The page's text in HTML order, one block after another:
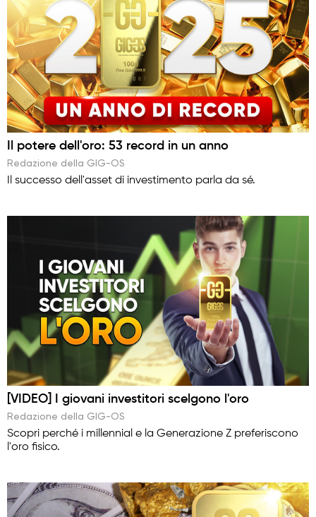
Il potere dell'oro: 53 record in un anno
Redazione della GIG-OS
Il successo dell'asset di investimento parla da sé.
[VIDEO] I giovani investitori scelgono l'oro
Redazione della GIG-OS
Scopri perché i millennial e la Generazione Z preferiscono
l'oro fisico.